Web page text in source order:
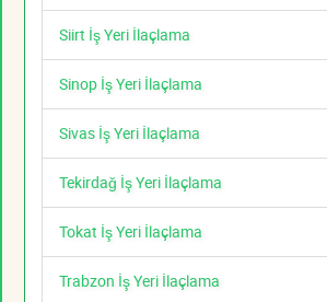
Siirt İş Yeri İlaçlama
Sinop İş Yeri İlaçlama
Sivas İş Yeri İlaçlama
Tekirdağ İş Yeri İlaçlama
Tokat İş Yeri İlaçlama
Trabzon İş Yeri İlaçlama